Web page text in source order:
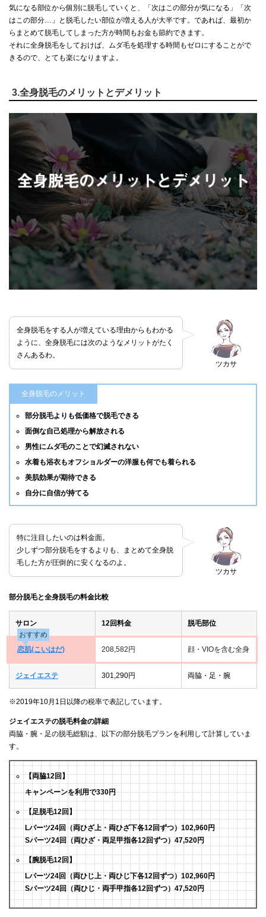
気になる部位から個別に脱毛していくと、「次はこの部分が気になる」「次
はこの部分…」と脱毛したい部位が増える人が大半です。であれば、最初か
らまとめて脱毛してしまった方が時間もお金も節約できます。
それに全身脱毛をしておけば、ムダ毛を処理する時間もゼロにすることがで
きるので、とても楽になりますよ。
3.全身脱毛のメリットとデメリット
ツカサ
全身脱毛をする人が増えている理由からもわかる
ように、全身脱毛には次のようなメリットがたく
さんあるわ。
全身脱毛のメリット
部分脱毛よりも低価格で脱毛できる
面倒な自己処理から解放される
男性にムダ毛のことで幻滅されない
水着も浴衣もオフショルダーの洋服も何でも着られる
美肌効果が期待できる
自分に自信が持てる
ツカサ
特に注目したいのは料金面。
少しずつ部分脱毛をするよりも、まとめて全身脱
毛した方が圧倒的に安くなるのよ。
部分脱毛と全身脱毛の料金比較
サロン 12回料金
脱毛部位
おすすめ
恋肌(こいはだ)
208,582円 顔・VIOを含む全身
ジェイエステ 301,290円 両脇・足・腕
※2019年10月1日以降の税率で表記しています。
ジェイエステの脱毛料金の詳細
両脇・腕・足の脱毛総額は、以下の部分脱毛プランを利用して計算していま
す。
【両脇12回】
キャンペーンを利用で330円
【足脱毛12回】
Lパーツ24回（両ひざ上・両ひざ下各12回ずつ）102,960円
Sパーツ24回（両ひざ・両足甲指各12回ずつ）47,520円
【腕脱毛12回】
Lパーツ24回（両ひじ上・両ひじ下各12回ずつ）102,960円
Sパーツ24回（両ひじ・両手甲指各12回ずつ）47,520円